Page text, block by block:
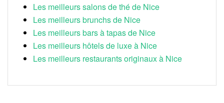
Les meilleurs salons de thé de Nice
Les meilleurs brunchs de Nice
Les meilleurs bars à tapas de Nice
Les meilleurs hôtels de luxe à Nice
Les meilleurs restaurants originaux à Nice